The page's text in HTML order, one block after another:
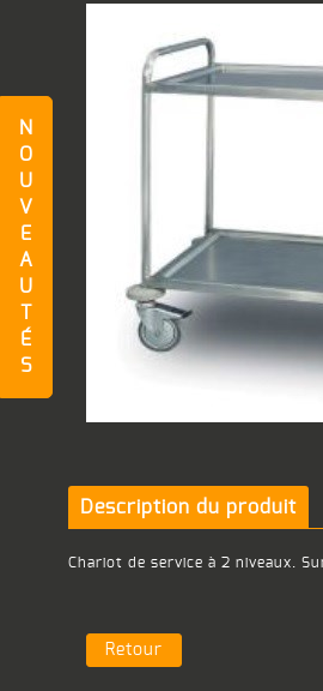
N
O
U
V
E
A
U
É
S
Description du produit
Chariot de service à 2 niveaux.
Retour